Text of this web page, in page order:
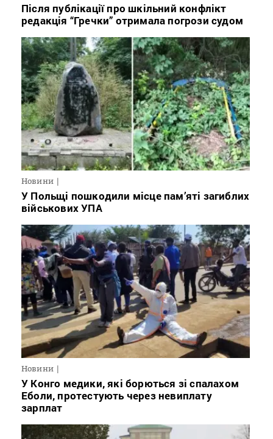
Після публікації про шкільний конфлікт
редакція “Гречки” отримала погрози судом
Новини
У Польщі пошкодили місце пам’яті загиблих
військових УПА
Новини
У Конго медики, які борються зі спалахом
Еболи, протестують через невиплату
зарплат